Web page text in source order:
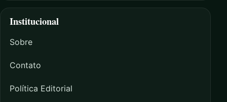
Institucional
Sobre
Contato
Política Editorial